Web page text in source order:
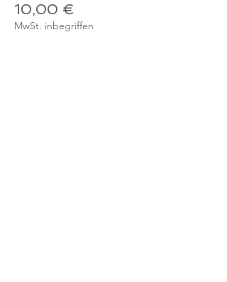
10,00 €
MwSt. inbegriffen